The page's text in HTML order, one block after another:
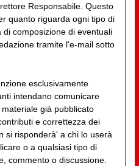
Responsabile. Questo
quanto riguarda ogni tipo di
composizione di eventuali
tramite l'e-mail sotto
esclusivamente
intendano comunicare
già pubblicato
e correttezza dei
si risponderà' a chi lo userà
o a qualsiasi tipo di
commento o discussione.